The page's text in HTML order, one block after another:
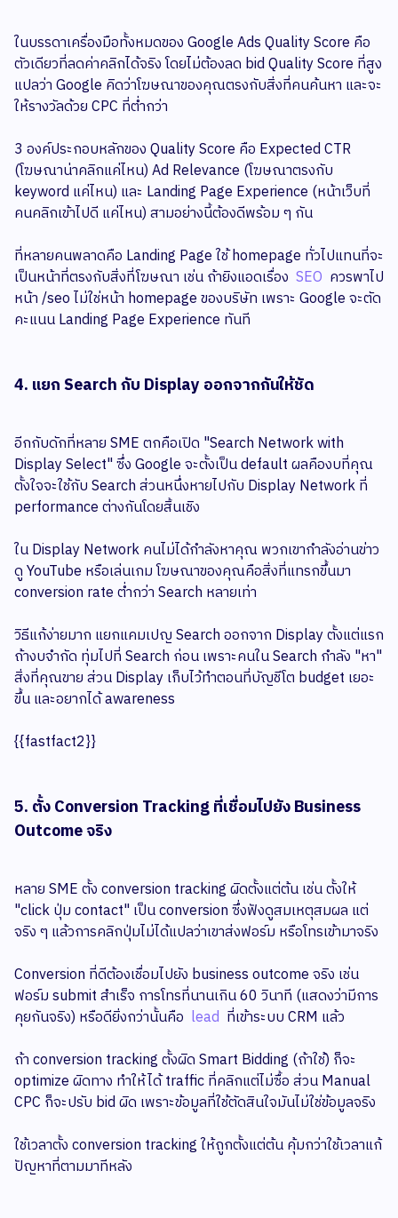
ในบรรดาเครื่องมือทั้งหมดของ Google Ads Quality Score คือ
ตัวเดียวที่ลดค่าคลิกได้จริง โดยไม่ต้องลด bid Quality Score ที่สูง
แปลว่า Google คิดว่าโฆษณาของคุณตรงกับสิ่งที่คนค้นหา และจะ
ให้รางวัลด้วย CPC ที่ต่ำกว่า
3 องค์ประกอบหลักของ Quality Score คือ Expected CTR
(โฆษณาน่าคลิกแค่ไหน) Ad Relevance (โฆษณาตรงกับ
keyword แค่ไหน) และ Landing Page Experience (หน้าเว็บที่
คนคลิกเข้าไปดี แค่ไหน) สามอย่างนี้ต้องดีพร้อม ๆ กัน
ที่หลายคนพลาดคือ Landing Page ใช้ homepage ทั่วไปแทนที่จะ
เป็นหน้าที่ตรงกับสิ่งที่โฆษณา เช่น ถ้ายิงแอดเรื่อง SEO ควรพาไป
หน้า /seo ไม่ใช่หน้า homepage ของบริษัท เพราะ Google จะตัด
คะแนน Landing Page Experience ทันที
4. แยก Search กับ Display ออกจากกันให้ชัด
อีกกับดักที่หลาย SME ตกคือเปิด "Search Network with
Display Select" ซึ่ง Google จะตั้งเป็น default ผลคืองบที่คุณ
ตั้งใจจะใช้กับ Search ส่วนหนึ่งหายไปกับ Display Network ที่
performance ต่างกันโดยสิ้นเชิง
ใน Display Network คนไม่ได้กำลังหาคุณ พวกเขากำลังอ่านข่าว
ดู YouTube หรือเล่นเกม โฆษณาของคุณคือสิ่งที่แทรกขึ้นมา
conversion rate ต่ำกว่า Search หลายเท่า
วิธีแก้ง่ายมาก แยกแคมเปญ Search ออกจาก Display ตั้งแต่แรก
ถ้างบจำกัด ทุ่มไปที่ Search ก่อน เพราะคนใน Search กำลัง "หา"
สิ่งที่คุณขาย ส่วน Display เก็บไว้ทำตอนที่บัญชีโต budget เยอะ
ขึ้น และอยากได้ awareness
{{fastfact2}}
5. ตั้ง Conversion Tracking ที่เชื่อมไปยัง Business
Outcome จริง
หลาย SME ตั้ง conversion tracking ผิดตั้งแต่ต้น เช่น ตั้งให้
"click ปุ่ม contact" เป็น conversion ซึ่งฟังดูสมเหตุสมผล แต่
จริง ๆ แล้วการคลิกปุ่มไม่ได้แปลว่าเขาส่งฟอร์ม หรือโทรเข้ามาจริง
Conversion ที่ดีต้องเชื่อมไปยัง business outcome จริง เช่น
ฟอร์ม submit สำเร็จ การโทรที่นานเกิน 60 วินาที (แสดงว่ามีการ
คุยกันจริง) หรือดียิ่งกว่านั้นคือ lead ที่เข้าระบบ CRM แล้ว
ถ้า conversion tracking ตั้งผิด Smart Bidding (ถ้าใช้) ก็จะ
optimize ผิดทาง ทำให้ได้ traffic ที่คลิกแต่ไม่ซื้อ ส่วน Manual
CPC ก็จะปรับ bid ผิด เพราะข้อมูลที่ใช้ตัดสินใจมันไม่ใช่ข้อมูลจริง
ใช้เวลาตั้ง conversion tracking ให้ถูกตั้งแต่ต้น คุ้มกว่าใช้เวลาแก้
ปัญหาที่ตามมาทีหลัง